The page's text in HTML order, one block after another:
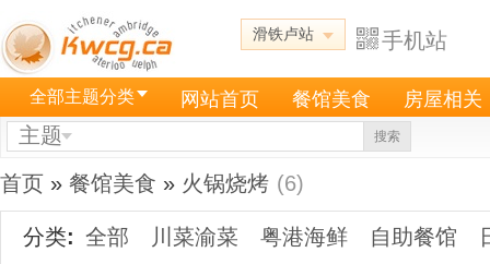
滑铁卢站 手机站
全部主题分类 网站首页 餐馆美食 房屋相关
主题 搜索
首页 » 餐馆美食 » 火锅烧烤 (6)
分类: 全部 川菜渝菜 粤港海鲜 自助餐馆